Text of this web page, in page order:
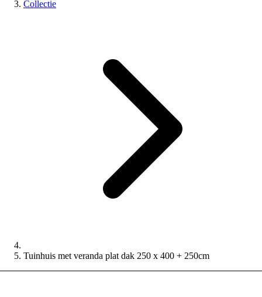
Collectie
Tuinhuis met veranda plat dak 250 x 400 + 250cm